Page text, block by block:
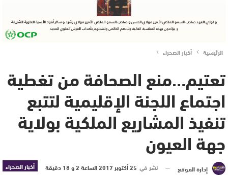
الرئيسية أخبار الصحراء
تعتيم…منع الصحافة من تغطية
اجتماع اللجنة الإقليمية لتتبع
تنفيذ المشاريع الملكية بولاية
جهة العيون
أخبار الصحراء إدارة الموقع نشر في 25 أكتوبر 2017 الساعة 2 و 18 دقيقة